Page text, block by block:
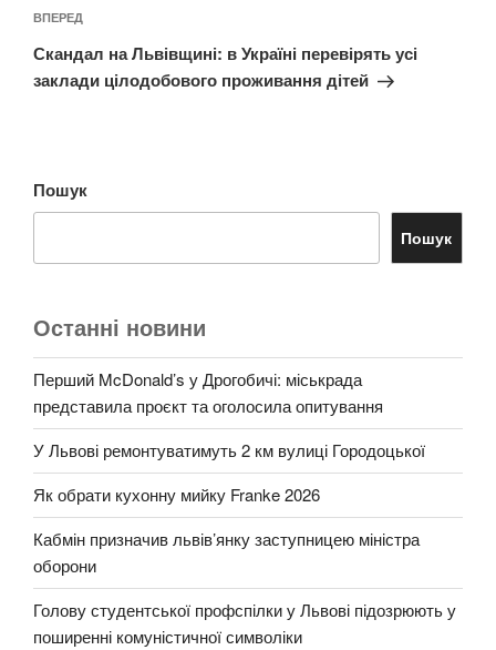
Наступний
запис
ВПЕРЕД
Скандал на Львівщині: в Україні перевірять усі
заклади цілодобового проживання дітей
Пошук
Пошук
Останні новини
Перший McDonald’s у Дрогобичі: міськрада
представила проєкт та оголосила опитування
У Львові ремонтуватимуть 2 км вулиці Городоцької
Як обрати кухонну мийку Franke 2026
Кабмін призначив львів’янку заступницею міністра
оборони
Голову студентської профспілки у Львові підозрюють у
поширенні комуністичної символіки